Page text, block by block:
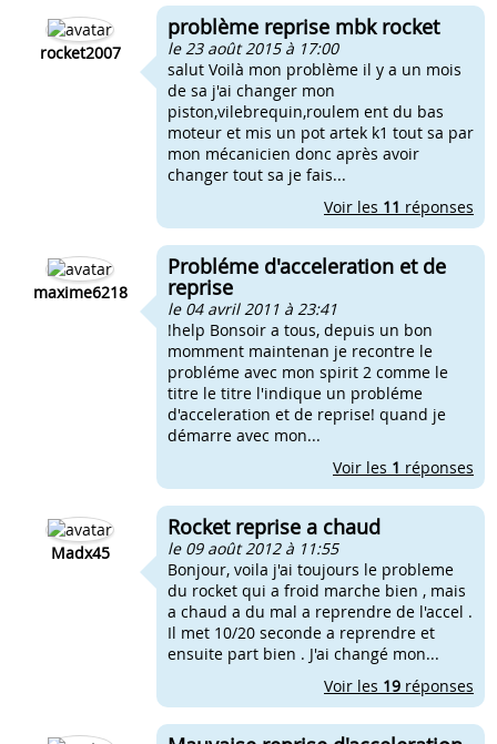
rocket2007
problème reprise mbk rocket
le 23 août 2015 à 17:00
salut Voilà mon problème il y a un mois
de sa j'ai changer mon
piston,vilebrequin,roulem ent du bas
moteur et mis un pot artek k1 tout sa par
mon mécanicien donc après avoir
changer tout sa je fais...
Voir les 11 réponses
maxime6218
Probléme d'acceleration et de
reprise
le 04 avril 2011 à 23:41
!help Bonsoir a tous, depuis un bon
momment maintenan je recontre le
probléme avec mon spirit 2 comme le
titre le titre l'indique un probléme
d'acceleration et de reprise! quand je
démarre avec mon...
Voir les 1 réponses
Madx45
Rocket reprise a chaud
le 09 août 2012 à 11:55
Bonjour, voila j'ai toujours le probleme
du rocket qui a froid marche bien , mais
a chaud a du mal a reprendre de l'accel .
Il met 10/20 seconde a reprendre et
ensuite part bien . J'ai changé mon...
Voir les 19 réponses